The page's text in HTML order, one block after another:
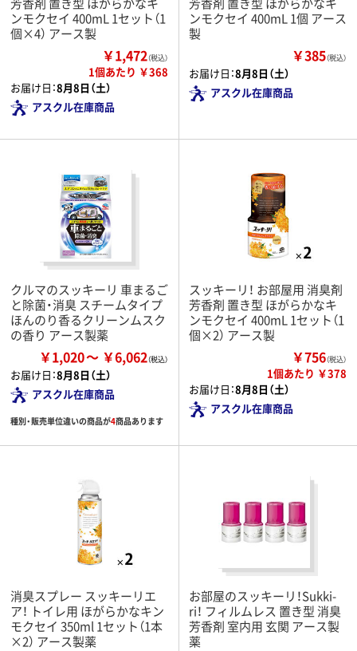
ンモクセイ 400mL 1セット（1
個×4） アース製
￥1,472（税込）
1個あたり ￥368
お届け日：8月8日（土）
アスクル在庫商品
ンモクセイ 400mL 1個 アース
製
￥385（税込）
お届け日：8月8日（土）
アスクル在庫商品
クルマのスッキーリ 車まるご
と除菌・消臭 スチームタイプ
ほんのり香るクリーンムスク
の香り アース製薬
￥1,020 ￥6,062
お届け日：8月8日（土）
アスクル在庫商品
種別・販売単位違いの商品が4商品あります
スッキーリ！ お部屋用 消臭剤
芳香剤 置き型 ほがらかなキ
ンモクセイ 400mL 1セット（1
個×2） アース製
￥756（税込）
1個あたり ￥378
お届け日：8月8日（土）
アスクル在庫商品
消臭スプレー スッキーリエ
ア！ トイレ用 ほがらかなキン
モクセイ 350ml 1セット（1本
×2） アース製薬
お部屋のスッキーリ！Sukki-
ri！ フィルムレス 置き型 消臭
芳香剤 室内用 玄関 アース製
薬